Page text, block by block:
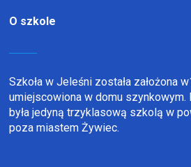
O szkole
Szkoła w Jeleśni została założona
umiejscowiona w domu szynkowym.
była jedyną trzyklasową szkolą w
poza miastem Żywiec.